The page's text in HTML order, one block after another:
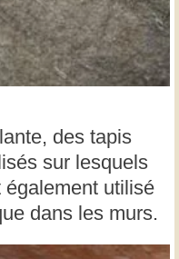
des tapis
sur lesquels
également utilisé
dans les murs.